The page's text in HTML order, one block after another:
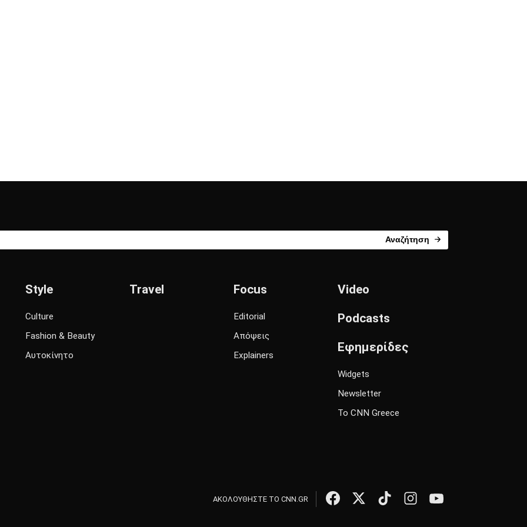
Αναζήτηση
Style
Culture
Fashion & Beauty
Αυτοκίνητο
Travel Focus
Editorial
Απόψεις
Explainers
Video
Podcasts
Εφημερίδες
Widgets
Newsletter
Το CNN Greece
ΑΚΟΛΟΥΘΗΣΤΕ ΤΟ CNN.GR